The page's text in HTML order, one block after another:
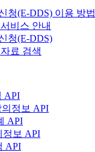
청(E-DDS) 이용 방법
비스 안내
청(E-DDS)
료 검색
API
정보 API
API
정보 API
API